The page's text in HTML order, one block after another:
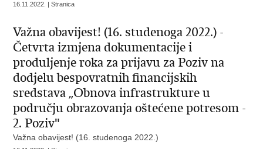
16.11.2022. | Stranica
Važna obavijest! (16. studenoga 2022.) -
Četvrta izmjena dokumentacije i
produljenje roka za prijavu za Poziv na
dodjelu bespovratnih financijskih
sredstava „Obnova infrastrukture u
području obrazovanja oštećene potresom -
2. Poziv"
Važna obavijest! (16. studenoga 2022.)